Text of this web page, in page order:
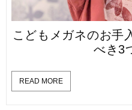
こどもメガネのお手
べき3
READ MORE